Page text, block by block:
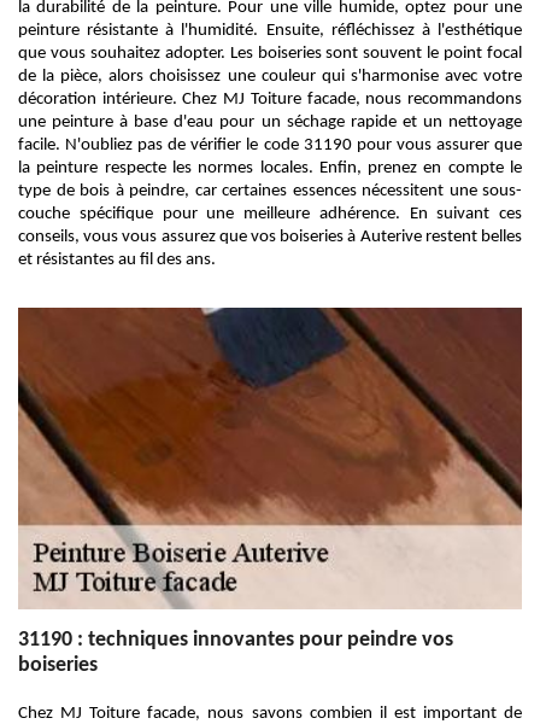
la durabilité de la peinture. Pour une ville humide, optez pour une
peinture résistante à l'humidité. Ensuite, réfléchissez à l'esthétique
que vous souhaitez adopter. Les boiseries sont souvent le point focal
de la pièce, alors choisissez une couleur qui s'harmonise avec votre
décoration intérieure. Chez MJ Toiture facade, nous recommandons
une peinture à base d'eau pour un séchage rapide et un nettoyage
facile. N'oubliez pas de vérifier le code 31190 pour vous assurer que
la peinture respecte les normes locales. Enfin, prenez en compte le
type de bois à peindre, car certaines essences nécessitent une sous-
couche spécifique pour une meilleure adhérence. En suivant ces
conseils, vous vous assurez que vos boiseries à Auterive restent belles
et résistantes au fil des ans.
31190 : techniques innovantes pour peindre vos
boiseries
Chez MJ Toiture facade, nous savons combien il est important de